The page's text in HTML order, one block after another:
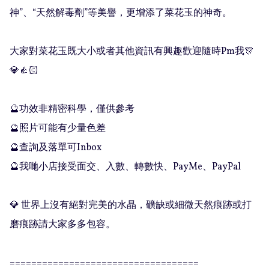
神”、“天然解毒劑”等美譽，更增添了菜花玉的神奇。
大家對菜花玉既大小或者其他資訊有興趣歡迎隨時Pm我🎊
💎👍🏻
🔮功效非精密科學，僅供參考
🔮照片可能有少量色差
🔮查詢及落單可Inbox
🔮我哋小店接受面交、入數、轉數快、PayMe、PayPal
💎 世界上沒有絕對完美的水晶，礦缺或細微天然痕跡或打
磨痕跡請大家多多包容。
===================================